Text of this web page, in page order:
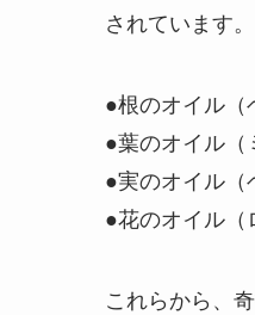
されています。
●根のオイル（
●葉のオイル（
●実のオイル（
●花のオイル（
これらから、